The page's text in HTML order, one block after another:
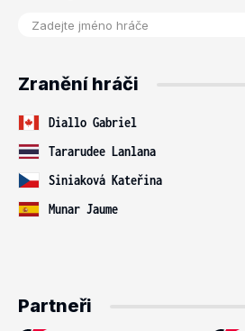
Zranění hráči
Diallo Gabriel
Tararudee Lanlana
Siniaková Kateřina
Munar Jaume
Partneři